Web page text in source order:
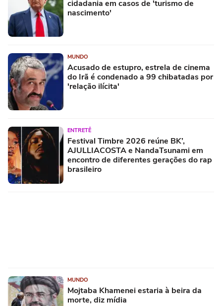
cidadania em casos de 'turismo de
nascimento'
MUNDO
Acusado de estupro, estrela de cinema
do Irã é condenado a 99 chibatadas por
'relação ilícita'
ENTRETÊ
Festival Timbre 2026 reúne BK’,
AJULLIACOSTA e NandaTsunami em
encontro de diferentes gerações do rap
brasileiro
MUNDO
Mojtaba Khamenei estaria à beira da
morte, diz mídia